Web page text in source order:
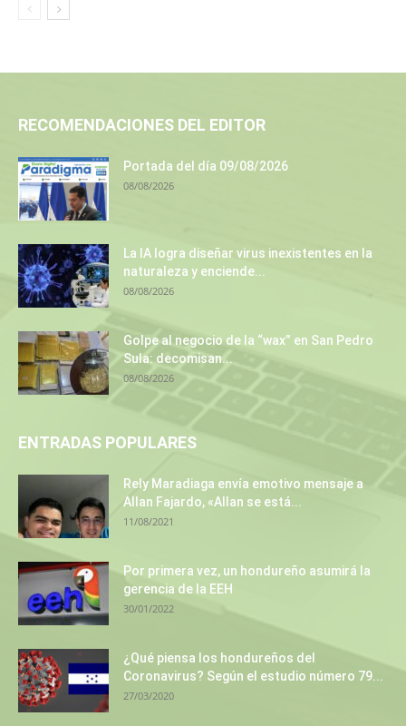
RECOMENDACIONES DEL EDITOR
Portada del día 09/08/2026
08/08/2026
La IA logra diseñar virus inexistentes en la
naturaleza y enciende...
08/08/2026
Golpe al negocio de la “wax” en San Pedro
Sula: decomisan...
08/08/2026
ENTRADAS POPULARES
Rely Maradiaga envía emotivo mensaje a
Allan Fajardo, «Allan se está...
11/08/2021
Por primera vez, un hondureño asumirá la
gerencia de la EEH
30/01/2022
¿Qué piensa los hondureños del
Coronavirus? Según el estudio número 79...
27/03/2020